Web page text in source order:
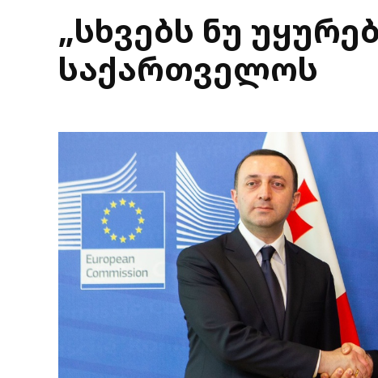
„სხვებს ნუ
საქართველოს